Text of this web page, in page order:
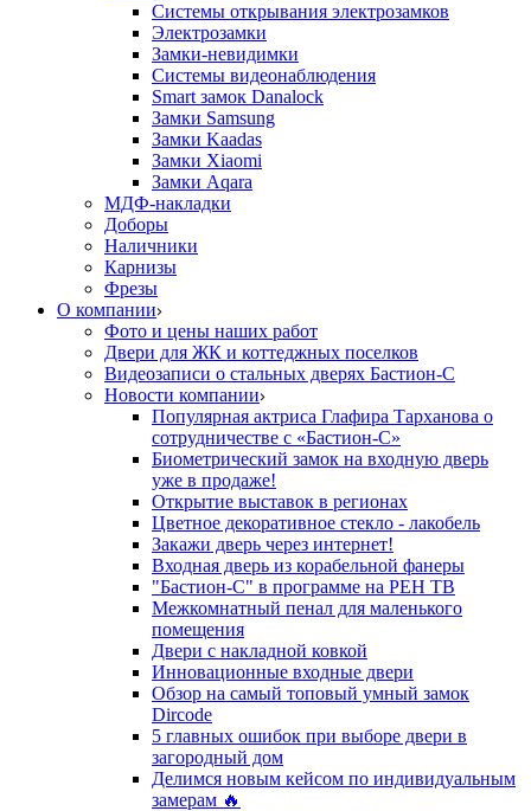
Системы открывания электрозамков
Электрозамки
Замки-невидимки
Системы видеонаблюдения
Smart замок Danalock
Замки Samsung
Замки Kaadas
Замки Xiaomi
Замки Aqara
МДФ-накладки
Доборы
Наличники
Карнизы
Фрезы
О компании
Фото и цены наших работ
Двери для ЖК и коттеджных поселков
Видеозаписи о стальных дверях Бастион-С
Новости компании
Популярная актриса Глафира Тарханова о
сотрудничестве с «Бастион-С»
Биометрический замок на входную дверь
уже в продаже!
Открытие выставок в регионах
Цветное декоративное стекло - лакобель
Закажи дверь через интернет!
Входная дверь из корабельной фанеры
"Бастион-С" в программе на РЕН ТВ
Межкомнатный пенал для маленького
помещения
Двери с накладной ковкой
Инновационные входные двери
Обзор на самый топовый умный замок
Dircode
5 главных ошибок при выборе двери в
загородный дом
Делимся новым кейсом по индивидуальным
замерам 🔥